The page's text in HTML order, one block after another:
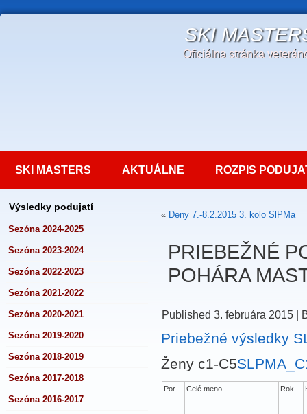
SKI
Oficiálna stránka
SKI MASTERS AKTUÁLNE ROZPIS
Výsledky podujatí
Sezóna 2024-2025
Sezóna 2023-2024
Sezóna 2022-2023
Sezóna 2021-2022
Sezóna 2020-2021
Sezóna 2019-2020
Sezóna 2018-2019
Sezóna 2017-2018
Sezóna 2016-2017
« Deny 7.-8.2.2015 3. kolo SlPMa
PRIEBEŽNÉ
POHÁRA
Published 3. februára 2015 |
Priebežné výsledky
Ženy c1-C5
Por. Celé meno Rok